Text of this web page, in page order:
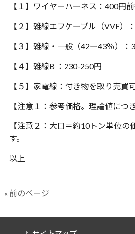
【１】ワイヤーハーネス： 400円
【２】雑線エフケーブル（VVF）：
【３】雑線・一般（42ー43％）：
【４】雑線B ： 230-250円
【５】家電線：付き物を取り売買
【注意１：参考価格。理論値につ
【注意２：大口＝約10トン単位の
す。
以上
« 前のページ